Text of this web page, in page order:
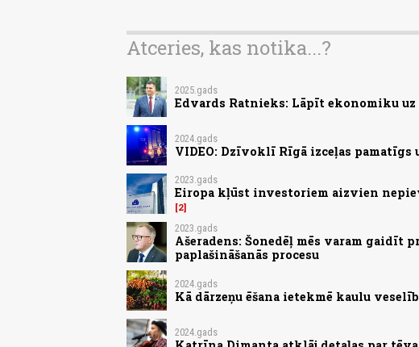
Atceries, kas notika...?
2025.gads
Edvards Ratnieks: Lāpīt ekonomiku
2024.gads
VIDEO: Dzīvoklī Rīgā izceļas pamatīgs
2023.gads
Eiropa kļūst investoriem aizvien
2
2023.gads
Ašeradens: Šonedēļ mēs varam gaidīt
paplašināšanās procesu
2024.gads
Kā dārzeņu ēšana ietekmē kaulu
2024.gads